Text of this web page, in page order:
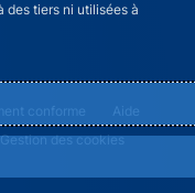
des tiers ni utilisées à
conforme
Aide
Gestion des cookies